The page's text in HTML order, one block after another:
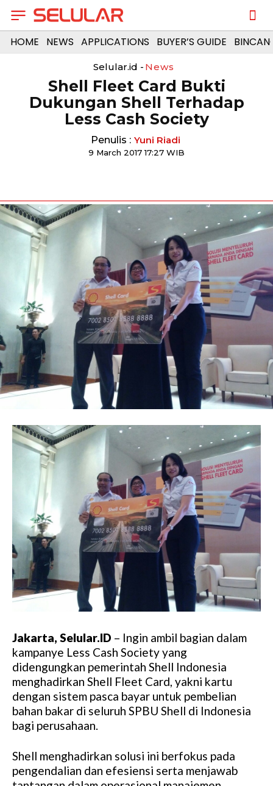
HOME NEWS APPLICATIONS BUYER’S GUIDE
Selular.id - News
​Shell Fleet Card Bukti
Dukungan Shell Terhadap
Less Cash Society
Penulis : Yuni Riadi
9 March 2017 17:27 WIB
Jakarta, Selular.ID – Ingin ambil bagian dalam
kampanye Less Cash Society yang
didengungkan pemerintah Shell Indonesia
menghadirkan Shell Fleet Card, yakni kartu
dengan sistem pasca bayar untuk pembelian
bahan bakar di seluruh SPBU Shell di Indonesia
bagi perusahaan.
Shell menghadirkan solusi ini berfokus pada
pengendalian dan efesiensi serta menjawab